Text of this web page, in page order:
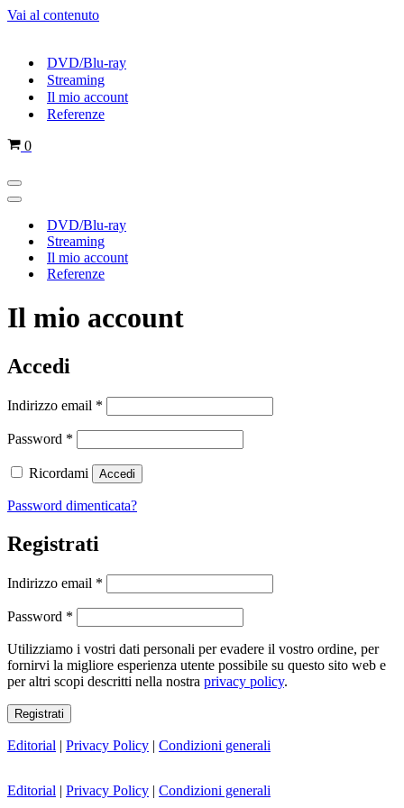
Vai al contenuto
DVD/Blu-ray
Streaming
Il mio account
Referenze
Carrello
0
Menu
di
Menu
navigazioneDVD/Blu-ray
Streaming
Il mio account
Referenze
Il mio account
Accedi
Indirizzo email *
Password *
Ricordami Accedi
Password dimenticata?
Registrati
Indirizzo email *
Password *
Utilizziamo i vostri dati personali per evadere il vostro ordine, per
fornirvi la migliore esperienza utente possibile su questo sito web e
per altri scopi descritti nella nostra privacy policy.
Registrati
Editorial | Privacy Policy | Condizioni generali
Editorial | Privacy Policy | Condizioni generali